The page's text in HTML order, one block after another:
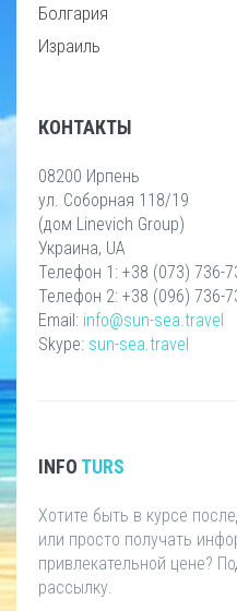
Болгария
Израиль
КОНТАКТЫ
08200 Ирпень
ул. Соборная 118/19
(дом Linevich Group)
Украина, UA
Телефон 1: +38 (073) 736-
Телефон 2: +38 (096) 736-
Email: info@sun-sea.travel
Skype: sun-sea.travel
INFO TURS
Хотите быть в курсе
или просто получать
привлекательной цене?
рассылку.